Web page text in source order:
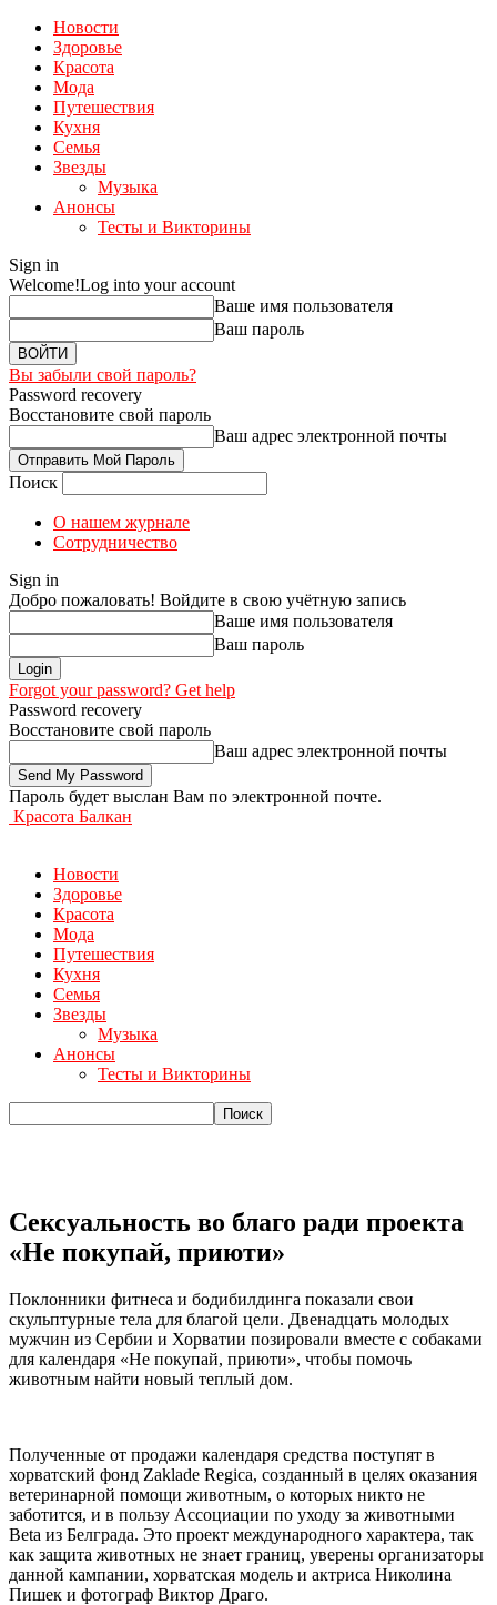
Новости
Здоровье
Красота
Мода
Путешествия
Кухня
Семья
Звезды
Музыка
Анонсы
Тесты и Викторины
Sign in
Welcome!Log into your account
Ваше имя пользователя
Ваш пароль
Вы забыли свой пароль?
Password recovery
Восстановите свой пароль
Ваш адрес электронной почты
Поиск
О нашем журнале
Сотрудничество
Sign in
Добро пожаловать! Войдите в свою учётную запись
Ваше имя пользователя
Ваш пароль
Forgot your password? Get help
Password recovery
Восстановите свой пароль
Ваш адрес электронной почты
Пароль будет выслан Вам по электронной почте.
Красота Балкан
Новости
Здоровье
Красота
Мода
Путешествия
Кухня
Семья
Звезды
Музыка
Анонсы
Тесты и Викторины
Сексуальность во благо ради проекта
«Не покупай, приюти»
Поклонники фитнеса и бодибилдинга показали свои
скульптурные тела для благой цели. Двенадцать молодых
мужчин из Сербии и Хорватии позировали вместе с собаками
для календаря «Не покупай, приюти», чтобы помочь
животным найти новый теплый дом.
Полученные от продажи календаря средства поступят в
хорватский фонд Zaklade Regica, созданный в целях оказания
ветеринарной помощи животным, о которых никто не
заботится, и в пользу Ассоциации по уходу за животными
Beta из Белграда. Это проект международного характера, так
как защита животных не знает границ, уверены организаторы
данной кампании, хорватская модель и актриса Николина
Пишек и фотограф Виктор Драго.